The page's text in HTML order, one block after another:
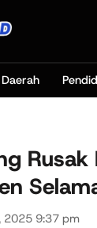
Daerah
Rusak
2025 9:37 pm